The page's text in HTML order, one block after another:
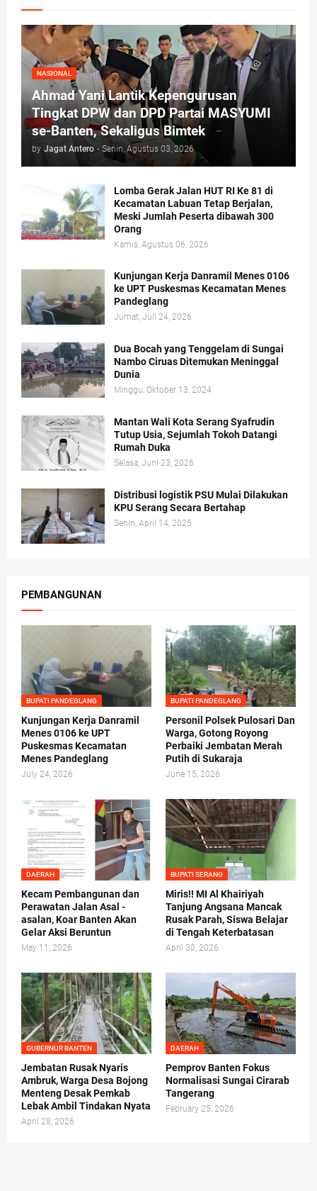
NASIONAL
Ahmad Yani Lantik Kepengurusan
Tingkat DPW dan DPD Partai MASYUMI
se-Banten, Sekaligus Bimtek
by Jagat Antero - Senin, Agustus 03, 2026
Lomba Gerak Jalan HUT RI Ke 81 di
Kecamatan Labuan Tetap Berjalan,
Meski Jumlah Peserta dibawah 300
Orang
Kamis, Agustus 06, 2026
Kunjungan Kerja Danramil Menes 0106
ke UPT Puskesmas Kecamatan Menes
Pandeglang
Jumat, Juli 24, 2026
Dua Bocah yang Tenggelam di Sungai
Nambo Ciruas Ditemukan Meninggal
Dunia
Minggu, Oktober 13, 2024
Mantan Wali Kota Serang Syafrudin
Tutup Usia, Sejumlah Tokoh Datangi
Rumah Duka
Selasa, Juni 23, 2026
Distribusi logistik PSU Mulai Dilakukan
KPU Serang Secara Bertahap
Senin, April 14, 2025
PEMBANGUNAN
BUPATI PANDEGLANG
Kunjungan Kerja Danramil
Menes 0106 ke UPT
Puskesmas Kecamatan
Menes Pandeglang
July 24, 2026
BUPATI PANDEGLANG
Personil Polsek Pulosari Dan
Warga, Gotong Royong
Perbaiki Jembatan Merah
Putih di Sukaraja
June 15, 2026
DAERAH
Kecam Pembangunan dan
Perawatan Jalan Asal -
asalan, Koar Banten Akan
Gelar Aksi Beruntun
May 11, 2026
BUPATI SERANG
Miris!! MI Al Khairiyah
Tanjung Angsana Mancak
Rusak Parah, Siswa Belajar
di Tengah Keterbatasan
April 30, 2026
GUBERNUR BANTEN
Jembatan Rusak Nyaris
Ambruk, Warga Desa Bojong
Menteng Desak Pemkab
Lebak Ambil Tindakan Nyata
April 28, 2026
DAERAH
Pemprov Banten Fokus
Normalisasi Sungai Cirarab
Tangerang
February 25, 2026